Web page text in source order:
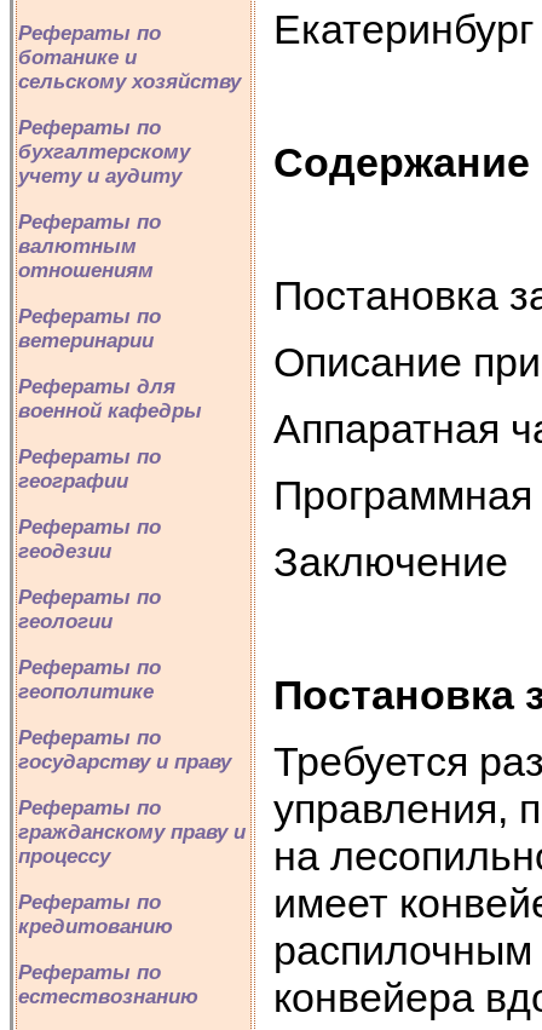
Рефераты по
ботанике и
сельскому хозяйству
Рефераты по
бухгалтерскому
учету и аудиту
Рефераты по
валютным
отношениям
Рефераты по
ветеринарии
Рефераты для
военной кафедры
Рефераты по
географии
Рефераты по
геодезии
Рефераты по
геологии
Рефераты по
геополитике
Рефераты по
государству и праву
Рефераты по
гражданскому праву и
процессу
Рефераты по
кредитованию
Рефераты по
естествознанию
Содержание
Постановка
Описание
Аппаратная
Программная
Заключение
Постановка
Требуется
управления,
на
имеет
конвейера